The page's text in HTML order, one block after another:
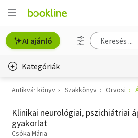
AI ajánló
Kategóriák
Életmód, egészség
Erotika
Gyermek- és ifjúsági
Antikvár könyv Szakkönyv Orvosi
Klinikai neurológiai, pszichiátriai
gyakorlat
Csóka Mária